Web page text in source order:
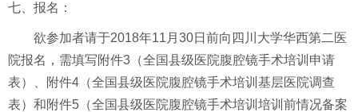
七、报名：
欲参加者请于2018年11月30日前向四川大学华西第二医
院报名，需填写附件3（全国县级医院腹腔镜手术培训申请
表）、附件4（全国县级医院腹腔镜手术培训基层医院调查
表）和附件5（全国县级医院腹腔镜手术培训培训前情况备案